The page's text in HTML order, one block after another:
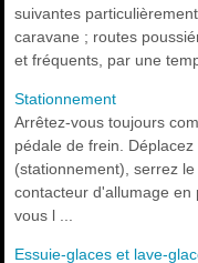
suivantes
caravane ; routes
et fréquents, par une
Stationnement
Arrêtez-vous toujours
pédale de frein.
(stationnement), serrez
contacteur d'allumage en
vous l ...
Essuie-glaces et lave-